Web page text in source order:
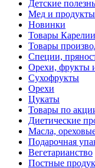
Детские
Мед и продукты
Новинки
Товары Карелии
Товары
Специи,
Орехи, фрукты
Сухофрукты
Орехи
Цукаты
Товары по
Диетические
Масла,
Подарочная
Вегетарианство
Постные